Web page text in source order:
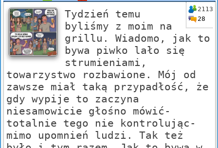
2113
28
Tydzień temu
byliśmy z moim na
grillu. Wiadomo, jak to
bywa piwko lało się
strumieniami,
towarzystwo rozbawione. Mój od
zawsze miał taką przypadłość, że
gdy wypije to zaczyna
niesamowicie głośno mówić-
totalnie tego nie kontrolując-
mimo upomnień ludzi. Tak też